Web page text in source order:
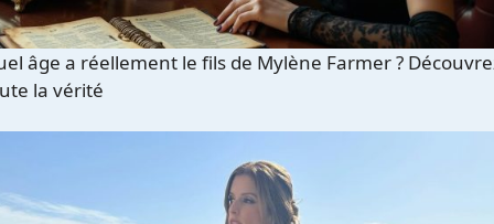
âge a réellement le fils de Mylène Farmer ?
la vérité